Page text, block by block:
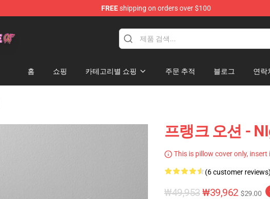
FREEshipping on orders over $100
홈 쇼핑 카테고리별 쇼핑 주문 추적 블로그 연락
프랭크 오션 -
This is pillow cover only,
(6 customer
₩49,953 ₩39,962 $29.00